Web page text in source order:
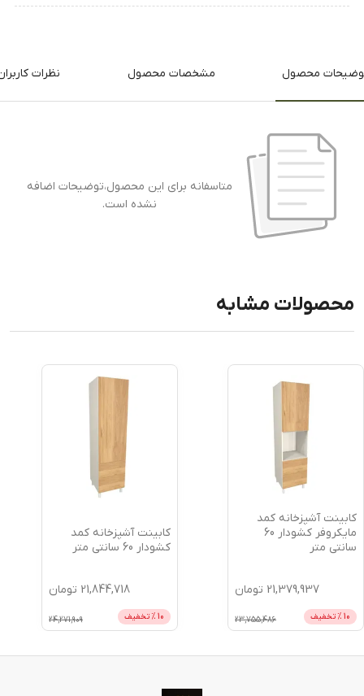
محصول مشخصات محصول نظرات
متاسفانه برای این محصول،توضیحات اضافه
نشده است.
محصولات مشابه
کابینت آشپزخانه کمد
مایکروفر کشودار 60
سانتی متر
21,379,937 تومان
10 % تخفیف 23,755,486
کابینت آشپزخانه کمد
کشودار 60 سانتی متر
21,844,718 تومان
10 % تخفیف 24,271,909